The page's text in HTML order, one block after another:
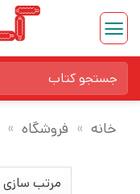
Skip
content
برای:
خانه » فروشگاه »